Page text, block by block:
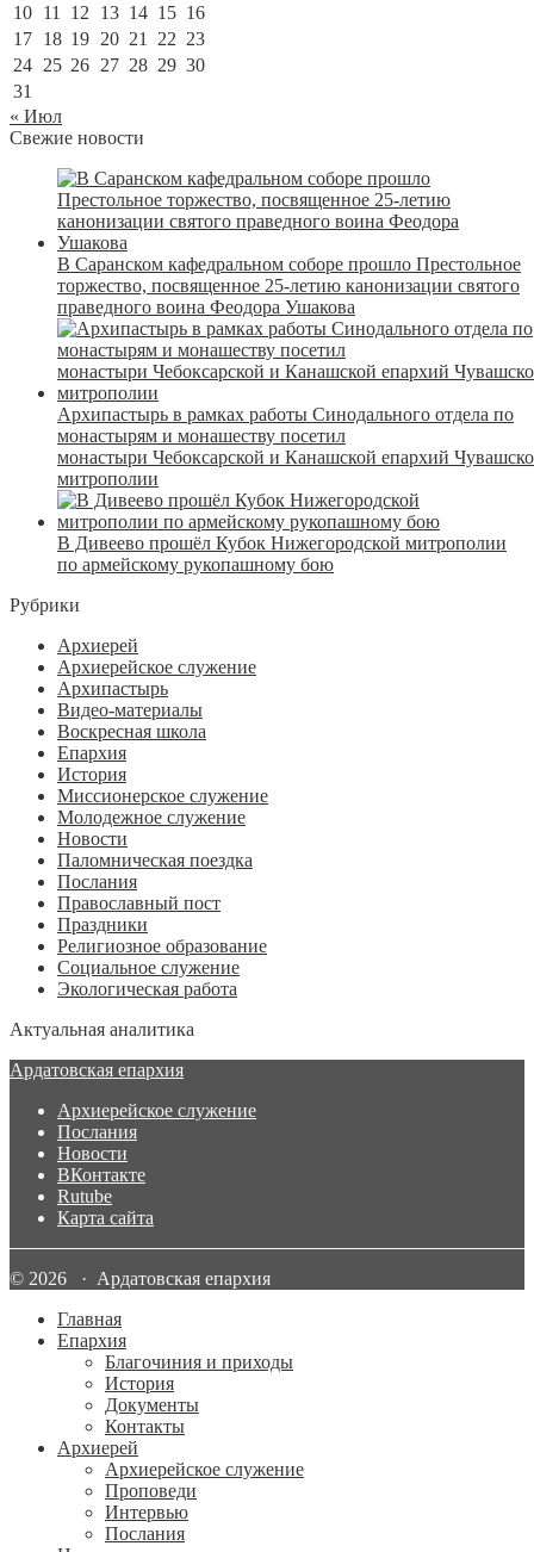
10 11 12 13 14 15 16
17 18 19 20 21 22 23
24 25 26 27 28 29 30
31
« Июл
Свежие новости
В Саранском кафедральном соборе прошло Престольное
торжество, посвященное 25-летию канонизации святого
праведного воина Феодора Ушакова
Архипастырь в рамках работы Синодального отдела по
монастырям и монашеству посетил
монастыри Чебоксарской и Канашской епархий
митрополии
В Дивеево прошёл Кубок Нижегородской митрополии
по армейскому рукопашному бою
Рубрики
Архиерей
Архиерейское служение
Архипастырь
Видео-материалы
Воскресная школа
Епархия
История
Миссионерское служение
Молодежное служение
Новости
Паломническая поездка
Послания
Православный пост
Праздники
Религиозное образование
Социальное служение
Экологическая работа
Актуальная аналитика
Ардатовская епархия
Архиерейское служение
Послания
Новости
ВКонтакте
Rutube
Карта сайта
© 2026 · Ардатовская епархия
Главная
Епархия
Благочиния и приходы
История
Документы
Контакты
Архиерей
Архиерейское служение
Проповеди
Интервью
Послания